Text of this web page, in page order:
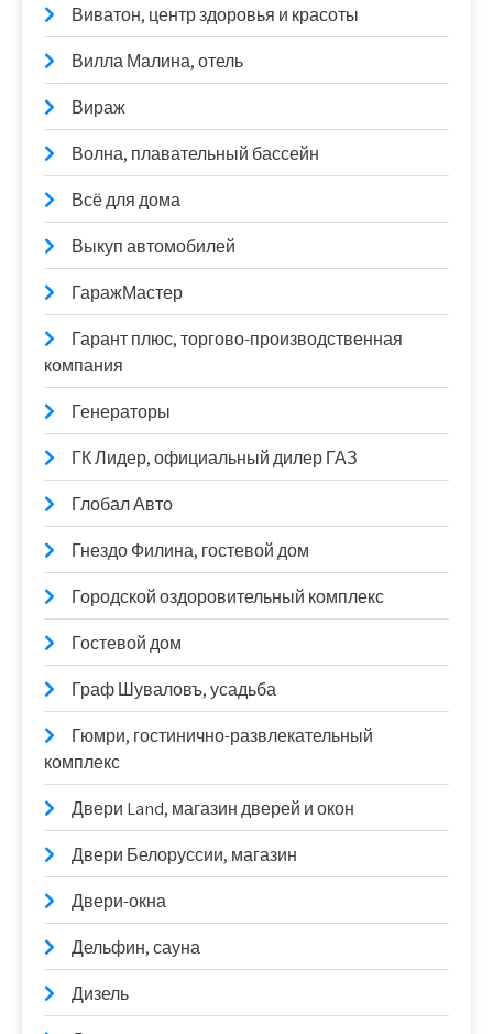
Виватон, центр здоровья и красоты
Вилла Малина, отель
Вираж
Волна, плавательный бассейн
Всё для дома
Выкуп автомобилей
ГаражМастер
Гарант плюс, торгово-производственная
компания
Генераторы
ГК Лидер, официальный дилер ГАЗ
Глобал Авто
Гнездо Филина, гостевой дом
Городской оздоровительный комплекс
Гостевой дом
Граф Шуваловъ, усадьба
Гюмри, гостинично-развлекательный
комплекс
Двери Land, магазин дверей и окон
Двери Белоруссии, магазин
Двери-окна
Дельфин, сауна
Дизель